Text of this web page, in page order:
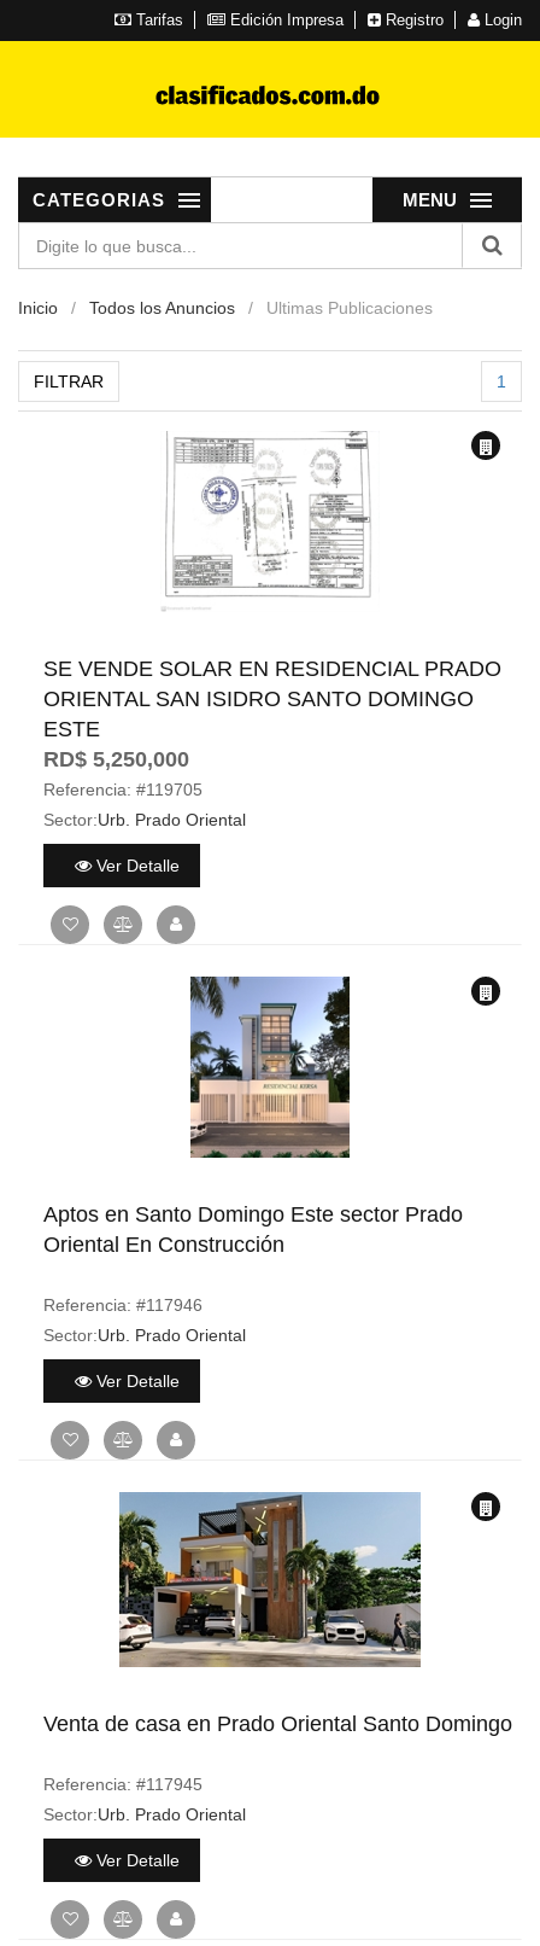
Tarifas Edición Impresa Registro Login
MENU
CATEGORIAS
Inicio Todos los Anuncios Ultimas Publicaciones
FILTRAR 1
SE VENDE SOLAR EN RESIDENCIAL PRADO
ORIENTAL SAN ISIDRO SANTO DOMINGO
ESTE
RD$ 5,250,000
Referencia: #119705
Sector:Urb. Prado Oriental
Ver Detalle
Aptos en Santo Domingo Este sector Prado
Oriental En Construcción
Referencia: #117946
Sector:Urb. Prado Oriental
Ver Detalle
Venta de casa en Prado Oriental Santo Domingo
Referencia: #117945
Sector:Urb. Prado Oriental
Ver Detalle